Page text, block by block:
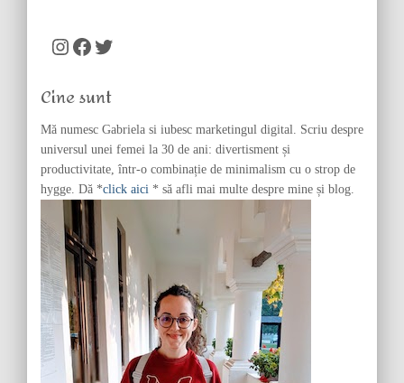
o
Instagram Facebook Twitter
Cine sunt
Mă numesc Gabriela si iubesc marketingul digital. Scriu despre
universul unei femei la 30 de ani: divertisment și
productivitate, într-o combinație de minimalism cu o strop de
hygge. Dă *click aici * să afli mai multe despre mine și blog.